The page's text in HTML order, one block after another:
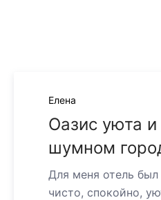
Елена
Оазис уюта и
шумном
Для меня отель
чисто, спокойно,